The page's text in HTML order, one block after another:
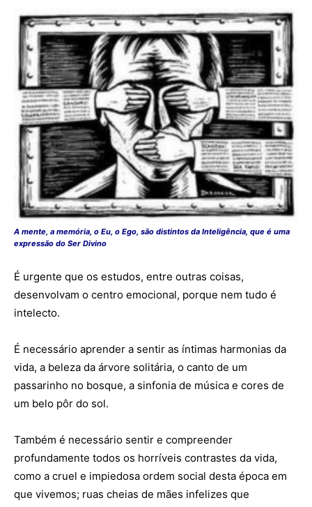
A mente, a memória, o Eu, o Ego, são distintos da Inteligência, que é uma
expressão do Ser Divino
É urgente que os estudos, entre outras coisas,
desenvolvam o centro emocional, porque nem tudo é
intelecto.
É necessário aprender a sentir as íntimas harmonias da
vida, a beleza da árvore solitária, o canto de um
passarinho no bosque, a sinfonia de música e cores de
um belo pôr do sol.
Também é necessário sentir e compreender
profundamente todos os horríveis contrastes da vida,
como a cruel e impiedosa ordem social desta época em
que vivemos; ruas cheias de mães infelizes que